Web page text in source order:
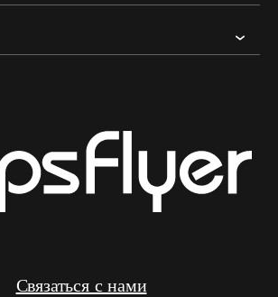
Связаться с нами